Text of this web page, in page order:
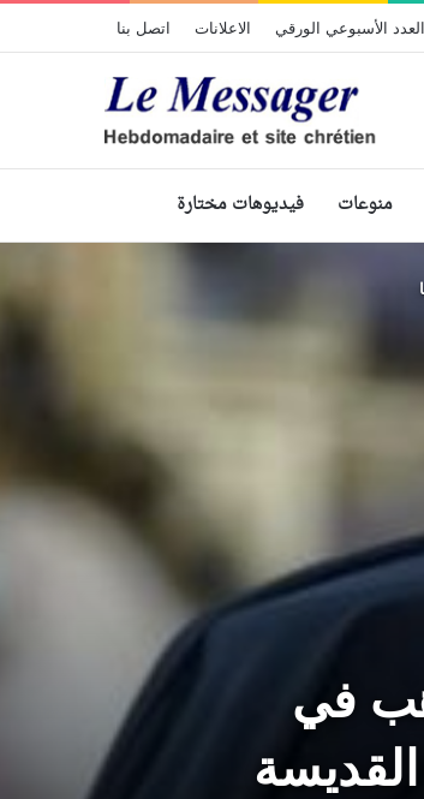
العدد الأسبوعي الورقي الاعلانات اتصل بنا
منوعات فيديوهات مختارة
في
القديسة